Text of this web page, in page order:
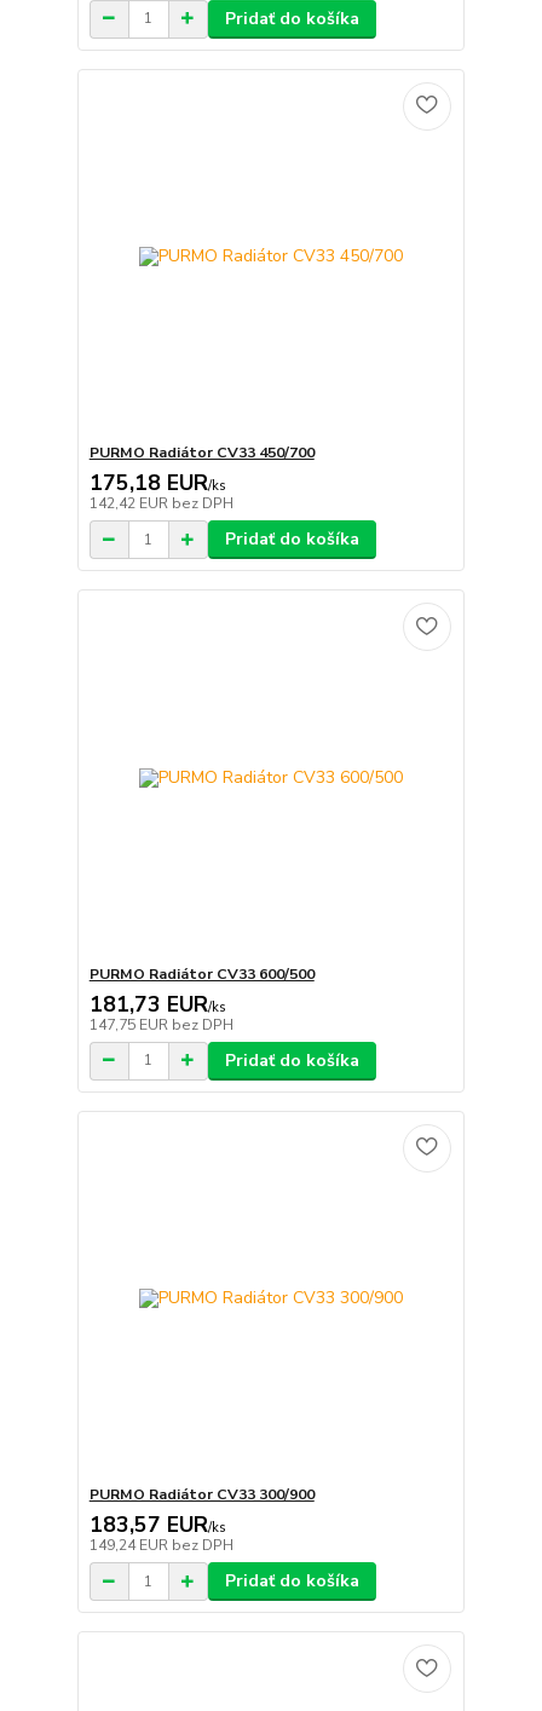
Pridať do košíka
PURMO Radiátor CV33 450/700
175,18 EUR/ks
142,42 EUR bez DPH
Pridať do košíka
PURMO Radiátor CV33 600/500
181,73 EUR/ks
147,75 EUR bez DPH
Pridať do košíka
PURMO Radiátor CV33 300/900
183,57 EUR/ks
149,24 EUR bez DPH
Pridať do košíka